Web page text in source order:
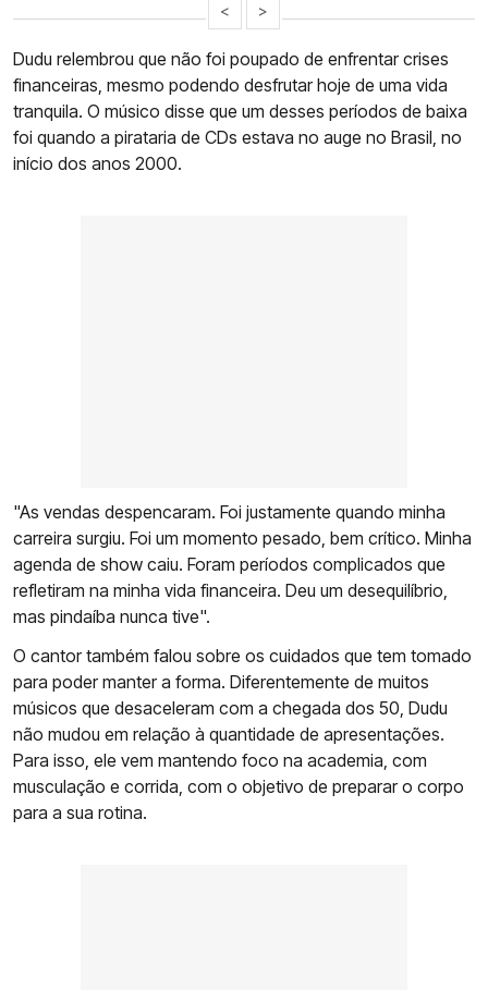
< >
Dudu relembrou que não foi poupado de enfrentar crises
financeiras, mesmo podendo desfrutar hoje de uma vida
tranquila. O músico disse que um desses períodos de baixa
foi quando a pirataria de CDs estava no auge no Brasil, no
início dos anos 2000.
"As vendas despencaram. Foi justamente quando minha
carreira surgiu. Foi um momento pesado, bem crítico. Minha
agenda de show caiu. Foram períodos complicados que
refletiram na minha vida financeira. Deu um desequilíbrio,
mas pindaíba nunca tive".
O cantor também falou sobre os cuidados que tem tomado
para poder manter a forma. Diferentemente de muitos
músicos que desaceleram com a chegada dos 50, Dudu
não mudou em relação à quantidade de apresentações.
Para isso, ele vem mantendo foco na academia, com
musculação e corrida, com o objetivo de preparar o corpo
para a sua rotina.